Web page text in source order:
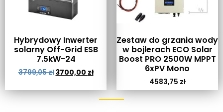
Hybrydowy Inwerter
solarny Off-Grid ESB
7.5kW-24
3799,05zł3700,00 zł
Zestaw do grzania wody
w bojlerach ECO Solar
Boost PRO 2500W MPPT
6xPV Mono
4583,75 zł